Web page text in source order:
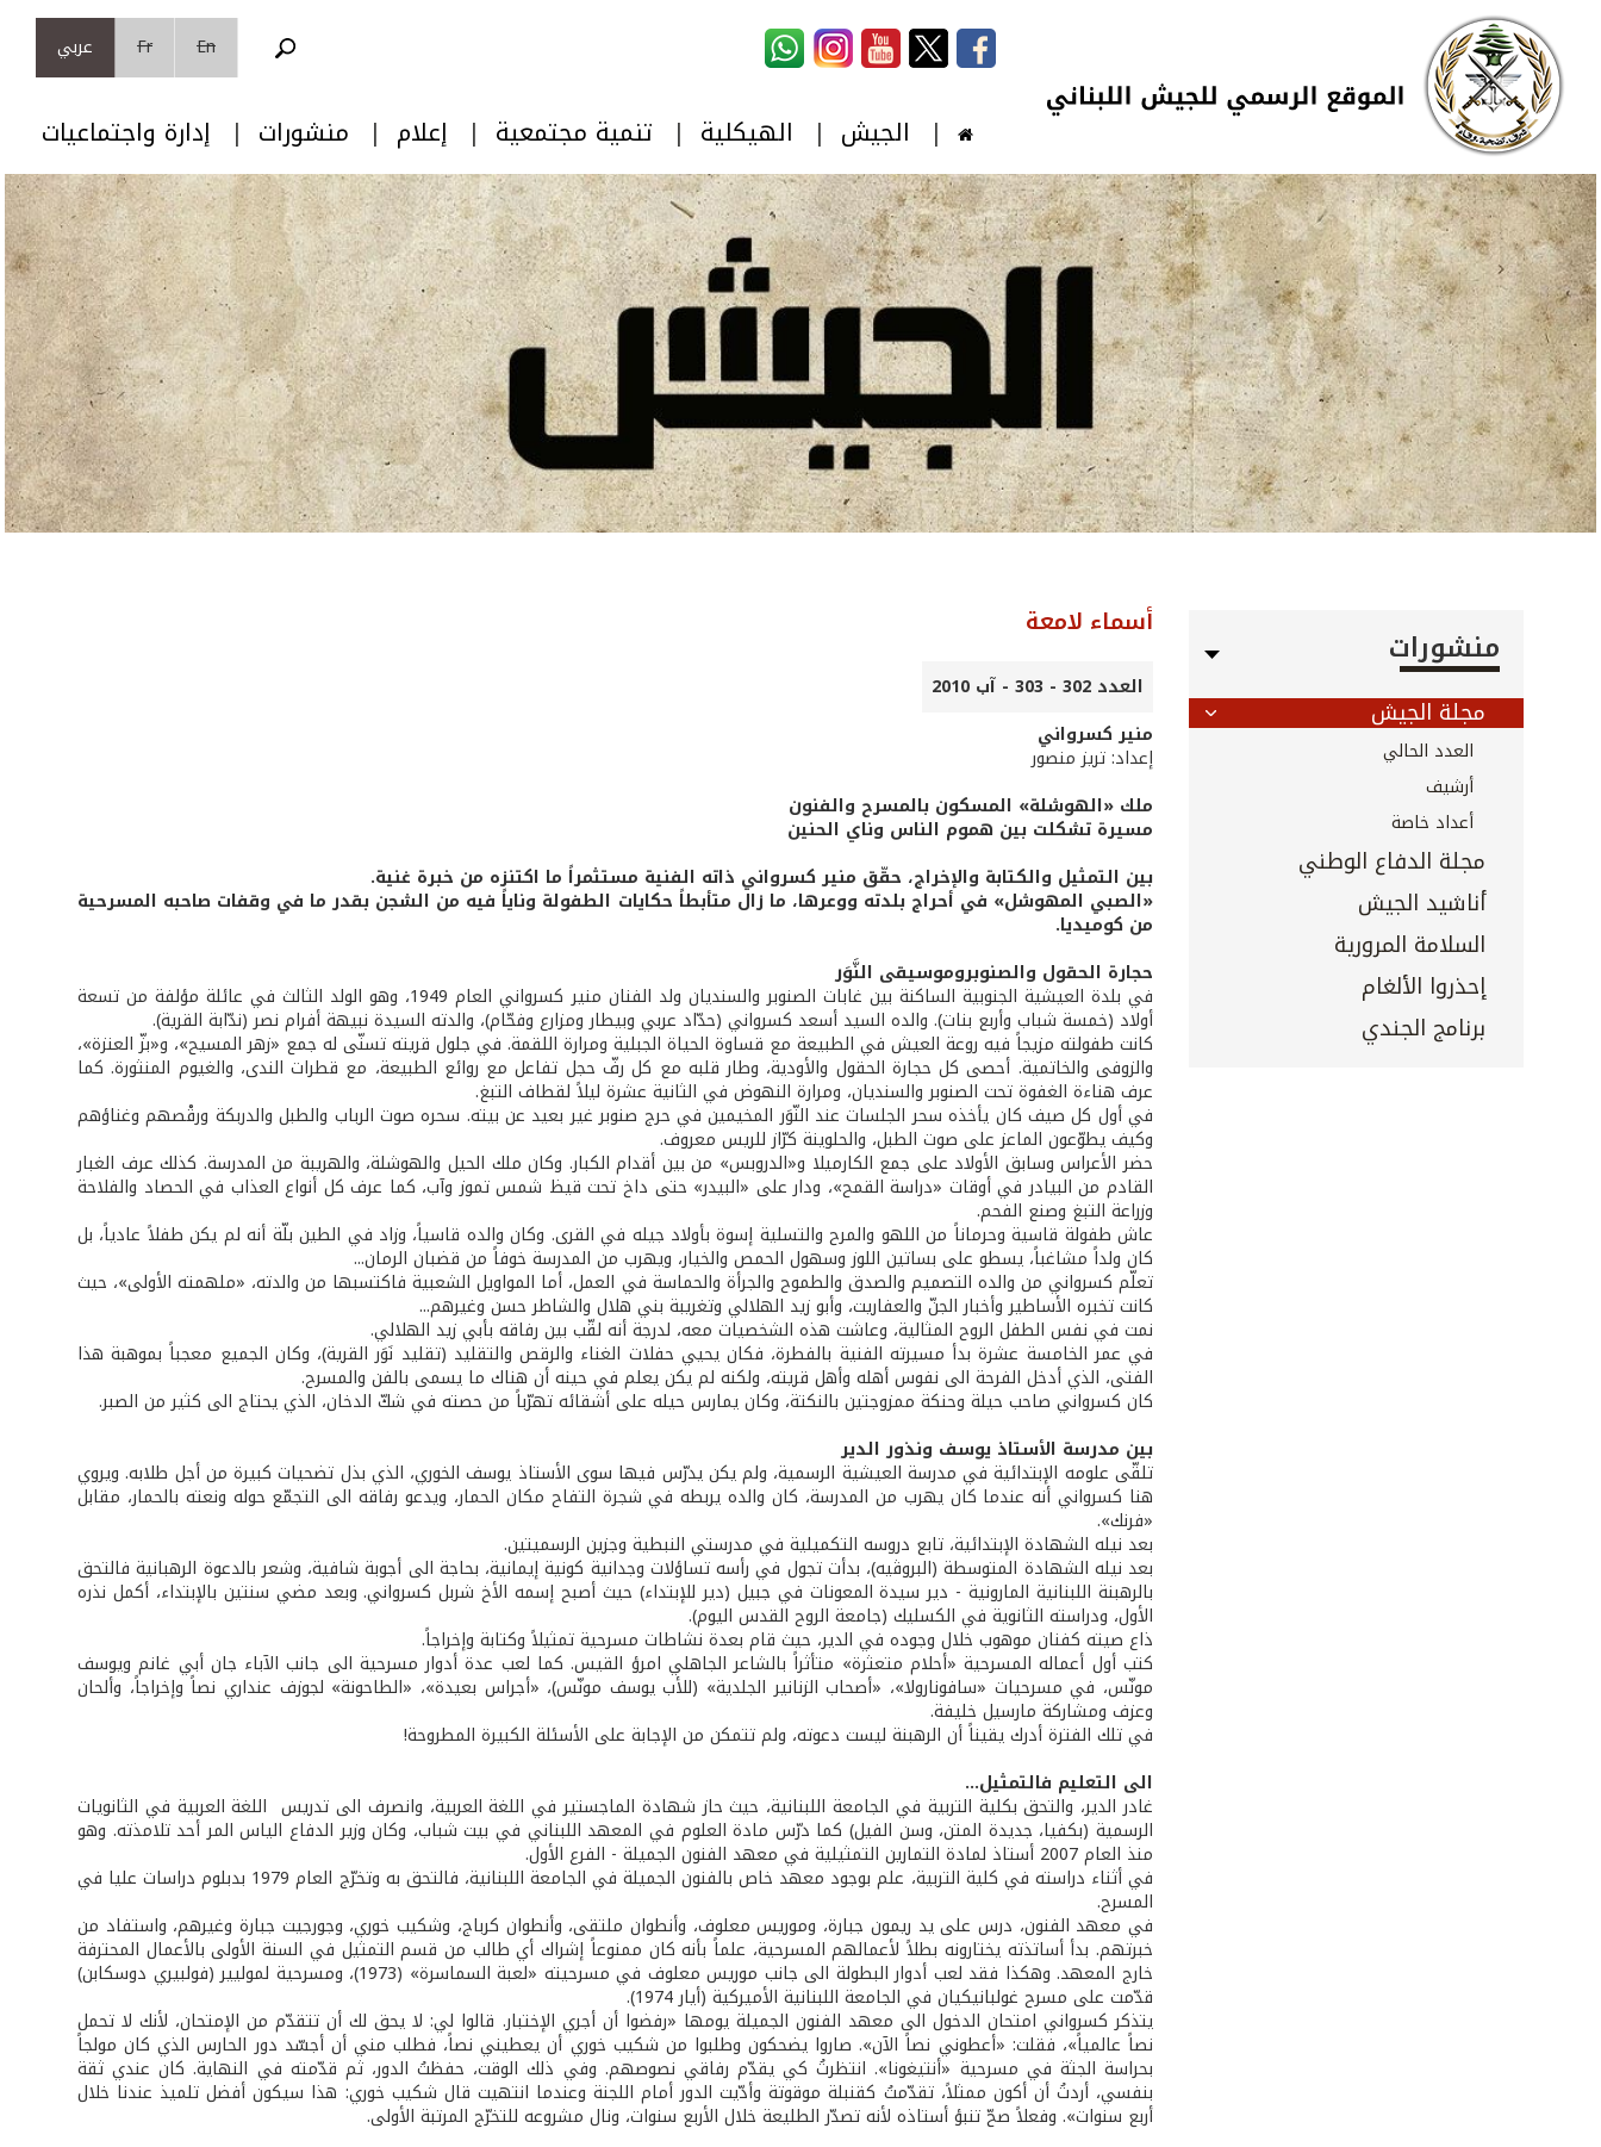
تجاوز إلى المحتوى الرئيسي
Skip to navigation
En
Fr عربي
الجيش الهيكلية تنمية مجتمعية إعلام منشورات إدارة واجتماعيات
منشورات
مجلة الجيش
العدد الحالي
أرشيف
أعداد خاصة
مجلة الدفاع الوطني
أناشيد الجيش
السلامة المرورية
إحذروا الألغام
برنامج الجندي
أسماء لامعة
العدد 302 - 303 - آب 2010
منير كسرواني
إعداد: تريز منصور
ملك «الهوشلة» المسكون بالمسرح والفنون
مسيرة تشكلت بين هموم الناس وناي الحنين
بين التمثيل والكتابة والإخراج، حقّق منير كسرواني ذاته الفنية مستثمراً ما اكتنزه من خبرة غنية.
«الصبي المهوشل» في أحراج بلدته ووعرها، ما زال متأبطاً حكايات الطفولة وناياً فيه من الشجن بقدر ما في وقفات صاحبه المسرحية
من كوميديا.
حجارة الحقول والصنوبروموسيقى النَّوَر
في بلدة العيشية الجنوبية الساكنة بين غابات الصنوبر والسنديان ولد الفنان منير كسرواني العام 1949، وهو الولد الثالث في عائلة مؤلفة من تسعة
أولاد (خمسة شباب وأربع بنات). والده السيد أسعد كسرواني (حدّاد عربي وبيطار ومزارع وفحّام)، والدته السيدة نبيهة أفرام نصر (ندّابة القرية).
كانت طفولته مزيجاً فيه روعة العيش في الطبيعة مع قساوة الحياة الجبلية ومرارة اللقمة. في جلول قريته تسنّى له جمع «زهر المسيح»، و«بزّ العنزة»،
والزوفى والخاتمية. أحصى كل حجارة الحقول والأودية، وطار قلبه مع كل رفّ حجل تفاعل مع روائع الطبيعة، مع قطرات الندى، والغيوم المنثورة. كما
عرف هناءة الغفوة تحت الصنوبر والسنديان، ومرارة النهوض في الثانية عشرة ليلاً لقطاف التبغ.
في أول كل صيف كان يأخذه سحر الجلسات عند النّوَر المخيمين في حرج صنوبر غير بعيد عن بيته. سحره صوت الرباب والطبل والدربكة ورقْصهم وغناؤهم
وكيف يطوّعون الماعز على صوت الطبل، والحلوينة كرّاز للريس معروف.
حضر الأعراس وسابق الأولاد على جمع الكارميلا و«الدروبس» من بين أقدام الكبار. وكان ملك الحيل والهوشلة، والهريبة من المدرسة. كذلك عرف الغبار
القادم من البيادر في أوقات «دراسة القمح»، ودار على «البيدر» حتى داخ تحت قيظ شمس تموز وآب، كما عرف كل أنواع العذاب في الحصاد والفلاحة
وزراعة التبغ وصنع الفحم.
عاش طفولة قاسية وحرماناً من اللهو والمرح والتسلية إسوة بأولاد جيله في القرى. وكان والده قاسياً، وزاد في الطين بلّة أنه لم يكن طفلاً عادياً، بل
كان ولداً مشاغباً، يسطو على بساتين اللوز وسهول الحمص والخيار، ويهرب من المدرسة خوفاً من قضبان الرمان...
تعلّم كسرواني من والده التصميم والصدق والطموح والجرأة والحماسة في العمل، أما المواويل الشعبية فاكتسبها من والدته، «ملهمته الأولى»، حيث
كانت تخبره الأساطير وأخبار الجنّ والعفاريت، وأبو زيد الهلالي وتغريبة بني هلال والشاطر حسن وغيرهم...
نمت في نفس الطفل الروح المثالية، وعاشت هذه الشخصيات معه، لدرجة أنه لقّب بين رفاقه بأبي زيد الهلالي.
في عمر الخامسة عشرة بدأ مسيرته الفنية بالفطرة، فكان يحيي حفلات الغناء والرقص والتقليد (تقليد نَوَر القرية)، وكان الجميع معجباً بموهبة هذا
الفتى، الذي أدخل الفرحة الى نفوس أهله وأهل قريته، ولكنه لم يكن يعلم في حينه أن هناك ما يسمى بالفن والمسرح.
كان كسرواني صاحب حيلة وحنكة ممزوجتين بالنكتة، وكان يمارس حيله على أشقائه تهرّباً من حصته في شكّ الدخان، الذي يحتاج الى كثير من الصبر.
بين مدرسة الأستاذ يوسف ونذور الدير
تلقّى علومه الإبتدائية في مدرسة العيشية الرسمية، ولم يكن يدرّس فيها سوى الأستاذ يوسف الخوري، الذي بذل تضحيات كبيرة من أجل طلابه. ويروي
هنا كسرواني أنه عندما كان يهرب من المدرسة، كان والده يربطه في شجرة التفاح مكان الحمار، ويدعو رفاقه الى التجمّع حوله ونعته بالحمار، مقابل
«فرنك».
بعد نيله الشهادة الإبتدائية، تابع دروسه التكميلية في مدرستي النبطية وجزين الرسميتين.
بعد نيله الشهادة المتوسطة (البروڤيه)، بدأت تجول في رأسه تساؤلات وجدانية كونية إيمانية، بحاجة الى أجوبة شافية، وشعر بالدعوة الرهبانية فالتحق
بالرهبنة اللبنانية المارونية - دير سيدة المعونات في جبيل (دير للإبتداء) حيث أصبح إسمه الأخ شربل كسرواني. وبعد مضي سنتين بالإبتداء، أكمل نذره
الأول، ودراسته الثانوية في الكسليك (جامعة الروح القدس اليوم).
ذاع صيته كفنان موهوب خلال وجوده في الدير، حيث قام بعدة نشاطات مسرحية تمثيلاً وكتابة وإخراجاً.
كتب أول أعماله المسرحية «أحلام متعثرة» متأثراً بالشاعر الجاهلي امرؤ القيس. كما لعب عدة أدوار مسرحية الى جانب الآباء جان أبي غانم ويوسف
مونّس، في مسرحيات «سافونارولا»، «أصحاب الزنانير الجلدية» (للأب يوسف مونّس)، «أجراس بعيدة»، «الطاحونة» لجوزف عنداري نصاً وإخراجاً، وألحان
وعزف ومشاركة مارسيل خليفة.
في تلك الفترة أدرك يقيناً أن الرهبنة ليست دعوته، ولم تتمكن من الإجابة على الأسئلة الكبيرة المطروحة!
الى التعليم فالتمثيل...
غادر الدير، والتحق بكلية التربية في الجامعة اللبنانية، حيث حاز شهادة الماجستير في اللغة العربية، وانصرف الى تدريس اللغة العربية في الثانويات
الرسمية (بكفيا، جديدة المتن، وسن الفيل) كما درّس مادة العلوم في المعهد اللبناني في بيت شباب، وكان وزير الدفاع الياس المر أحد تلامذته. وهو
منذ العام 2007 أستاذ لمادة التمارين التمثيلية في معهد الفنون الجميلة - الفرع الأول.
في أثناء دراسته في كلية التربية، علم بوجود معهد خاص بالفنون الجميلة في الجامعة اللبنانية، فالتحق به وتخرّج العام 1979 بدبلوم دراسات عليا في
المسرح.
في معهد الفنون، درس على يد ريمون جبارة، وموريس معلوف، وأنطوان ملتقى، وأنطوان كرباج، وشكيب خوري، وجورجيت جبارة وغيرهم، واستفاد من
خبرتهم. بدأ أساتذته يختارونه بطلاً لأعمالهم المسرحية، علماً بأنه كان ممنوعاً إشراك أي طالب من قسم التمثيل في السنة الأولى بالأعمال المحترفة
خارج المعهد. وهكذا فقد لعب أدوار البطولة الى جانب موريس معلوف في مسرحيته «لعبة السماسرة» (1973)، ومسرحية لموليير (فولبيري دوسكابن)
قدّمت على مسرح غولبانيكيان في الجامعة اللبنانية الأميركية (أيار 1974).
يتذكر كسرواني امتحان الدخول الى معهد الفنون الجميلة يومها «رفضوا أن أجري الإختبار. قالوا لي: لا يحق لك أن تتقدّم من الإمتحان، لأنك لا تحمل
نصاً عالمياً»، فقلت: «أعطوني نصاً الآن». صاروا يضحكون وطلبوا من شكيب خوري أن يعطيني نصاً، فطلب مني أن أجسّد دور الحارس الذي كان مولجاً
بحراسة الجثة في مسرحية «أنتيغونا». انتظرتُ كي يقدّم رفاقي نصوصهم. وفي ذلك الوقت، حفظتُ الدور، ثم قدّمته في النهاية. كان عندي ثقة
بنفسي، أردتُ أن أكون ممثلاً، تقدّمتُ كقنبلة موقوتة وأدّيت الدور أمام اللجنة وعندما انتهيت قال شكيب خوري: هذا سيكون أفضل تلميذ عندنا خلال
أربع سنوات». وفعلاً صحّ تنبؤ أستاذه لأنه تصدّر الطليعة خلال الأربع سنوات، ونال مشروعه للتخرّج المرتبة الأولى.